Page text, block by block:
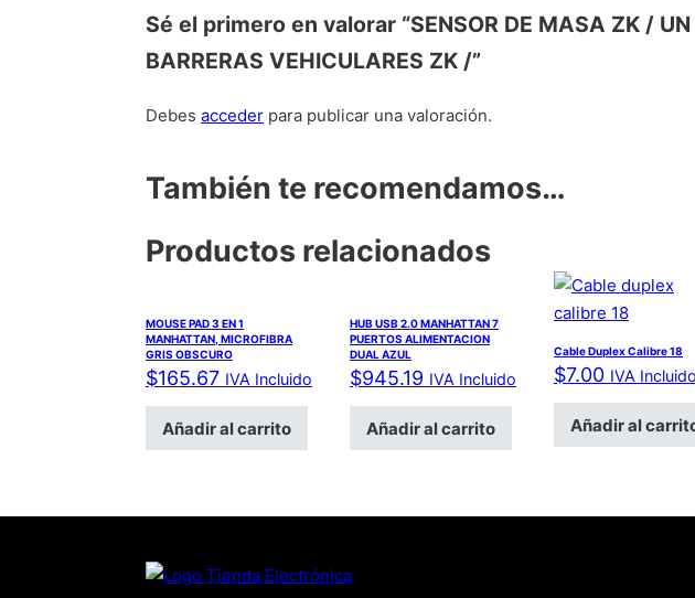
Sé el primero en valorar “SENSOR DE MASA ZK /
BARRERAS VEHICULARES ZK /”
Debes acceder para publicar una valoración.
También te recomendamos…
Productos relacionados
MOUSE PAD 3 EN 1
MANHATTAN, MICROFIBRA
GRIS OBSCURO
$165.67 IVA Incluido
Añadir al carrito
HUB USB 2.0 MANHATTAN 7
PUERTOS ALIMENTACION
DUAL AZUL
$945.19 IVA Incluido
Añadir al carrito
Cable Duplex Calibre 18
$7.00 IVA Incluido
Añadir al